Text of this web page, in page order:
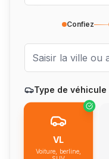
Confiez
Type de véhicule
VL
Voiture, berline,